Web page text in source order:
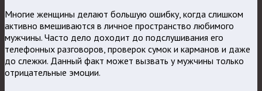
Многие женщины делают большую ошибку, когда слишком
активно вмешиваются в личное пространство любимого
мужчины. Часто дело доходит до подслушивания его
телефонных разговоров, проверок сумок и карманов и даже
до слежки. Данный факт может вызвать у мужчины только
отрицательные эмоции.